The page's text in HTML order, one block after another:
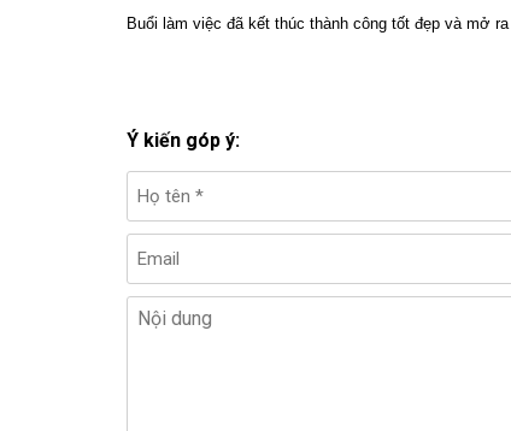
Buổi làm việc đã kết thúc thành công tốt đẹp và mở
Ý kiến góp ý: